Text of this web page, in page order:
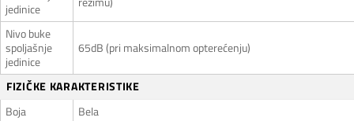
jedinice
Nivo buke
spoljašnje
jedinice
65dB (pri maksimalnom opterećenju)
FIZIČKE KARAKTERISTIKE
Boja
Bela